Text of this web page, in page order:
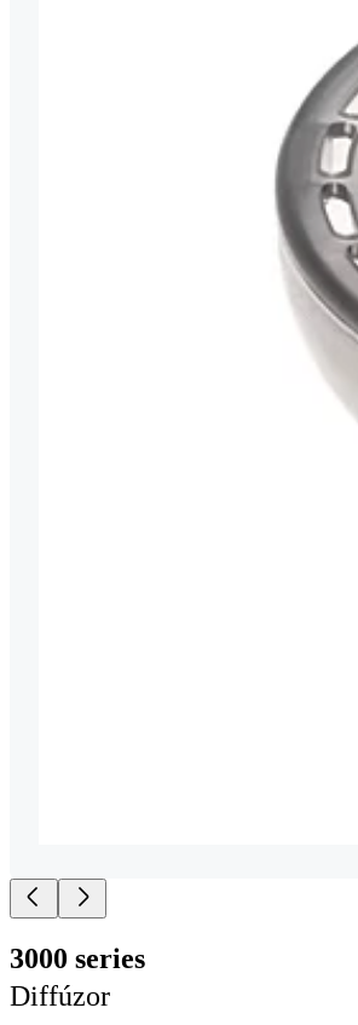
3000 series
Diffúzor